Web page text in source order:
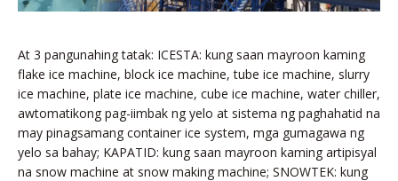
At 3 pangunahing tatak: ICESTA: kung saan mayroon kaming
flake ice machine, block ice machine, tube ice machine, slurry
ice machine, plate ice machine, cube ice machine, water chiller,
awtomatikong pag-iimbak ng yelo at sistema ng paghahatid na
may pinagsamang container ice system, mga gumagawa ng
yelo sa bahay; KAPATID: kung saan mayroon kaming artipisyal
na snow machine at snow making machine; SNOWTEK: kung